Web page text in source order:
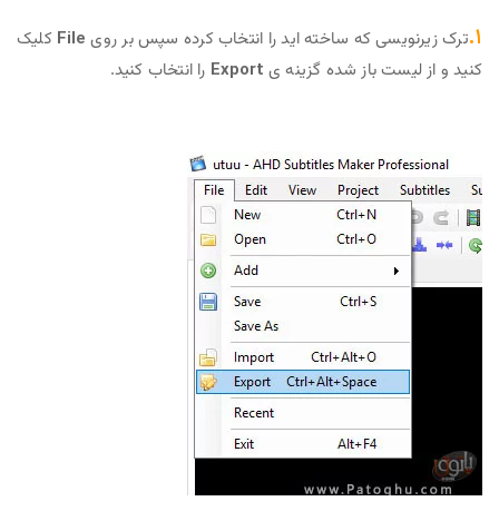
۱. ترک زیرنویسی که ساخته اید را انتخاب کرده سپس بر روی File کلیک
کنید و از لیست باز شده گزینه ی Export را انتخاب کنید.